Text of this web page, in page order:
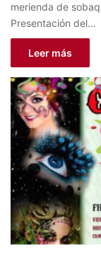
merienda de
Presentación del…
Leer más